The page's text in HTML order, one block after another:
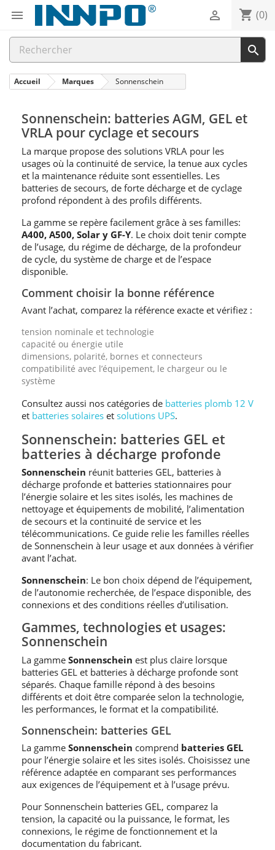
 shopping_cart (0)


Accueil Marques Sonnenschein
Sonnenschein: batteries AGM, GEL et
VRLA pour cyclage et secours
La marque propose des solutions VRLA pour les
usages où la continuité de service, la tenue aux cycles
et la maintenance réduite sont essentielles. Les
batteries de secours, de forte décharge et de cyclage
profond répondent à des profils différents.
La gamme se repère facilement grâce à ses familles:
A400, A500, Solar y GF-Y. Le choix doit tenir compte
de l’usage, du régime de décharge, de la profondeur
de cycle, du système de charge et de l’espace
disponible.
Comment choisir la bonne référence
Avant l’achat, comparez la référence exacte et vérifiez :
tension nominale et technologie
capacité ou énergie utile
dimensions, polarité, bornes et connecteurs
compatibilité avec l’équipement, le chargeur ou le
système
Consultez aussi nos catégories de batteries plomb 12 V
et batteries solaires et solutions UPS.
Sonnenschein: batteries GEL et
batteries à décharge profonde
Sonnenschein réunit batteries GEL, batteries à
décharge profonde et batteries stationnaires pour
l’énergie solaire et les sites isolés, les machines de
nettoyage et équipements de mobilité, l’alimentation
de secours et la continuité de service et les
télécommunications. Ce guide relie les familles réelles
de Sonnenschein à leur usage et aux données à vérifier
avant l’achat.
Sonnenschein: Le bon choix dépend de l’équipement,
de l’autonomie recherchée, de l’espace disponible, des
connexions et des conditions réelles d’utilisation.
Gammes, technologies et usages:
Sonnenschein
La gamme Sonnenschein est plus claire lorsque
batteries GEL et batteries à décharge profonde sont
séparés. Chaque famille répond à des besoins
différents et doit être comparée selon la technologie,
les performances, le format et la compatibilité.
Sonnenschein: batteries GEL
La gamme Sonnenschein comprend batteries GEL
pour l’énergie solaire et les sites isolés. Choisissez une
référence adaptée en comparant ses performances
aux exigences de l’équipement et à l’usage prévu.
Pour Sonnenschein batteries GEL, comparez la
tension, la capacité ou la puissance, le format, les
connexions, le régime de fonctionnement et la
documentation du fabricant.